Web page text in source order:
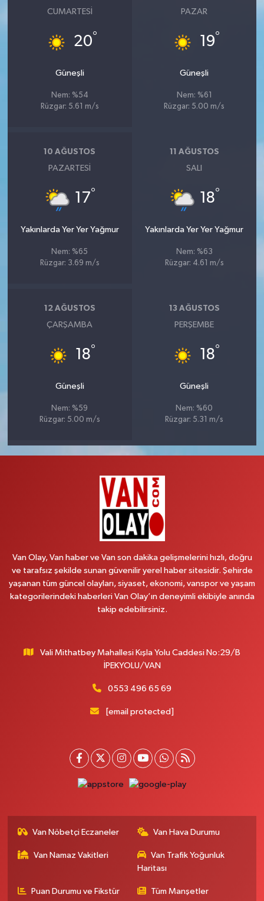
CUMARTESI
20°
Güneşli
Nem: %54
Rüzgar: 5.61 m/s
PAZAR
19°
Güneşli
Nem: %61
Rüzgar: 5.00 m/s
10 AĞUSTOS
PAZARTESI
17°
Yakınlarda Yer Yer Yağmur
Nem: %65
Rüzgar: 3.69 m/s
11 AĞUSTOS
SALI
18°
Yakınlarda Yer Yer Yağmur
Nem: %63
Rüzgar: 4.61 m/s
12 AĞUSTOS
ÇARŞAMBA
18°
Güneşli
Nem: %59
Rüzgar: 5.00 m/s
13 AĞUSTOS
PERŞEMBE
18°
Güneşli
Nem: %60
Rüzgar: 5.31 m/s
Van Olay, Van haber ve Van son dakika gelişmelerini hızlı, doğru
ve tarafsız şekilde sunan güvenilir yerel haber sitesidir. Şehirde
yaşanan tüm güncel olayları, siyaset, ekonomi, vanspor ve yaşam
kategorilerindeki haberleri Van Olay’ın deneyimli ekibiyle anında
takip edebilirsiniz.
Vali Mithatbey Mahallesi Kışla Yolu Caddesi No:29/B
İPEKYOLU/VAN
0553 496 65 69
[email protected]
Van Nöbetçi Eczaneler Van Hava Durumu
Van Namaz Vakitleri
Van Trafik Yoğunluk
Haritası
Puan Durumu ve Fikstür Tüm Manşetler